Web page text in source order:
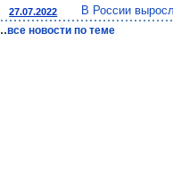
27.07.2022 В России
..все новости по теме